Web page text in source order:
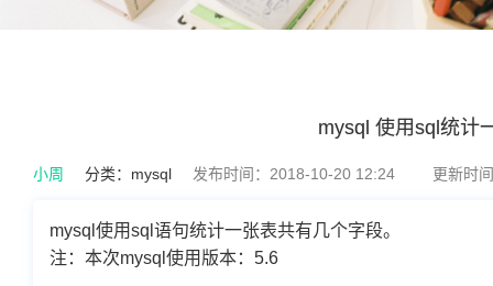
mysql 使用sql统计
小周 分类： mysql 发布时间：2018-10-20 12:24 更新时
mysql使用sql语句统计一张表共有几个字段。
注：本次mysql使用版本：5.6